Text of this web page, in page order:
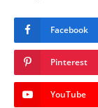
Facebook
Pinterest
YouTube